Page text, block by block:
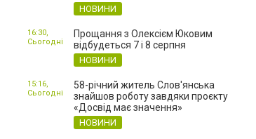
НОВИНИ
Прощання з Олексієм Юковим
відбудеться 7 і 8 серпня
НОВИНИ
16:30,
Сьогодні
58-річний житель Слов'янська
знайшов роботу завдяки проєкту
«Досвід має значення»
НОВИНИ
15:16,
Сьогодні